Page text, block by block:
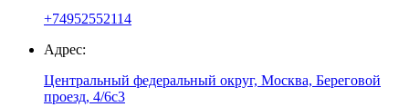
+74952552114
Адрес:
Центральный федеральный округ, Москва, Береговой
проезд, 4/6с3